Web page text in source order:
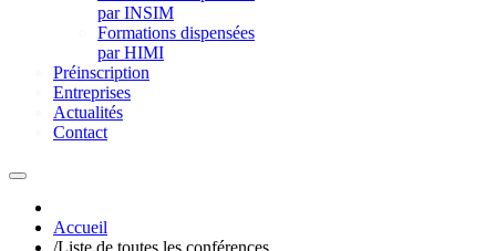
par INSIM
Formations dispensées
par HIMI
Préinscription
Entreprises
Actualités
Contact
Accueil
/Liste de toutes les conférences